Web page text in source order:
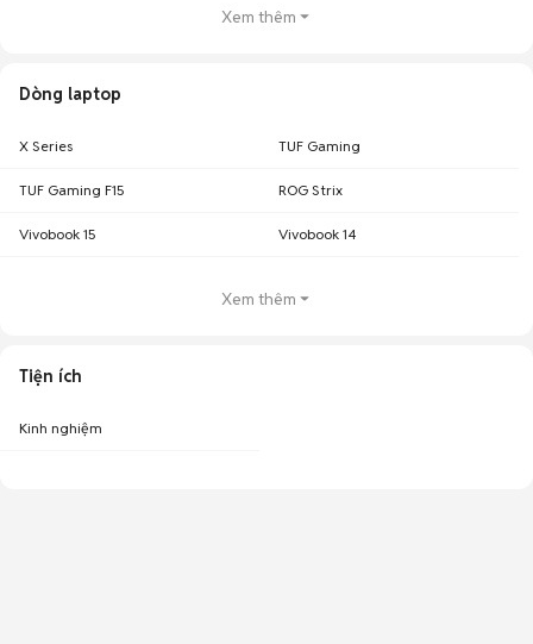
Xem thêm
Dòng laptop
X Series TUF Gaming
TUF Gaming F15 ROG Strix
Vivobook 15 Vivobook 14
Xem thêm
Tiện ích
Kinh nghiệm